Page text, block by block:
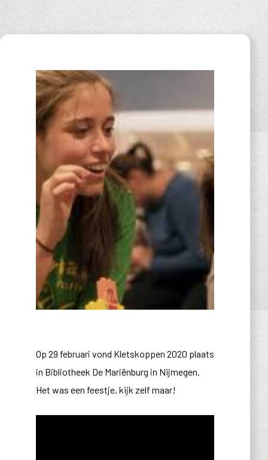
Op 29 februari vond Kletskoppen 2020 plaats
in Bibliotheek De Mariënburg in Nijmegen.
Het was een feestje, kijk zelf maar!